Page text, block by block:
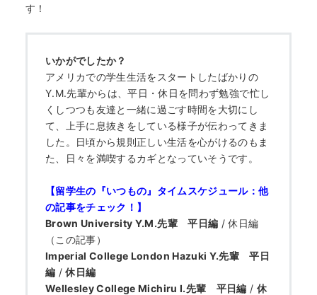
おすすめ特集
EVENTS
す！
いかがでしたか？
アメリカでの学生生活をスタートしたばかりの
Y.M.先輩からは、平日・休日を問わず勉強で忙し
くしつつも友達と一緒に過ごす時間を大切にし
て、上手に息抜きをしている様子が伝わってきま
した。日頃から規則正しい生活を心がけるのもま
た、日々を満喫するカギとなっていそうです。
【留学生の『いつもの』タイムスケジュール：他
の記事をチェック！】
Brown University Y.M.先輩平日編 / 休日編
（この記事）
Imperial College London Hazuki Y.先輩
平日
編 /休日編
Wellesley College Michiru I.先輩
平日編 / 休